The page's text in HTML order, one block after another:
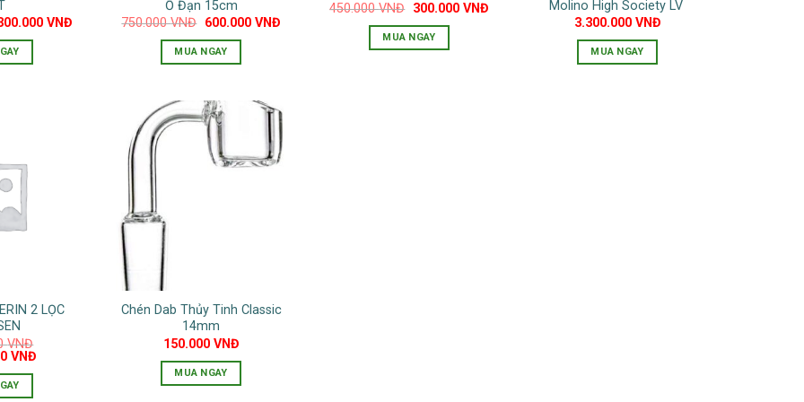
VNĐ.
VNĐGiá
Ổ Đạn 15cm
750.000VNĐ Giá
là:
750.000 VNĐ.
600.000 VNĐGiá
MUA NGAY
450.000VNĐ Giá
là:
450.000 VNĐ.
300.000 VNĐGiá
MUA NGAY
Molino High Society LV
3.300.000 VNĐ
MUA NGAY
2 LỌC
VNĐ
VNĐ.
VNĐGiá
Chén Dab Thủy Tinh Classic
14mm
150.000 VNĐ
MUA NGAY